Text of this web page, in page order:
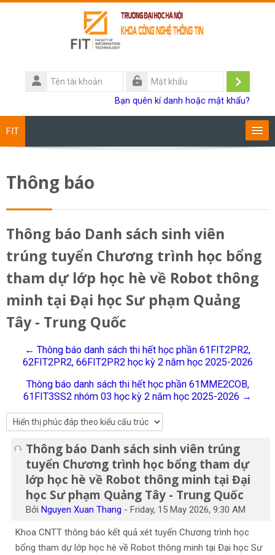
Tên
tài
Đăng
Bạn quên kí danh hoặc mật khẩu?
FIT
Giảng viên
Sinh viên
Research
kiếm
học
Thông báo
Thông báo Danh sách sinh viên
trúng tuyển Chương trình học bổng
tham dự lớp học hè về Robot thông
minh tại Đại học Sư phạm Quảng
Tây - Trung Quốc
← Thông báo danh sách thi hết học phần 61FIT2PR2,
62FIT2PR2, 66FIT2PR2 học kỳ 2 năm học 2025-2026
Thông báo danh sách thi hết học phần 61MME2COB,
61FIT3SS2 nhóm 03 học kỳ 2 năm học 2025-2026 →
Thông báo Danh sách sinh viên trúng
tuyển Chương trình học bổng tham dự
lớp học hè về Robot thông minh tại Đại
học Sư phạm Quảng Tây - Trung Quốc
BởiNguyen Xuan Thang -Friday, 15 May 2026, 9:30 AM
Số lượng các câu trả lời: 0
Khoa CNTT thông báo kết quả xét tuyển Chương trình học
bổng tham dự lớp học hè về Robot thông minh tại Đại học Sư